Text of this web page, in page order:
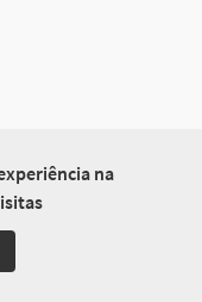
na